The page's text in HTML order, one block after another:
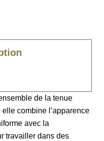
de la tenue
combine l’apparence
avec la
travailler dans des